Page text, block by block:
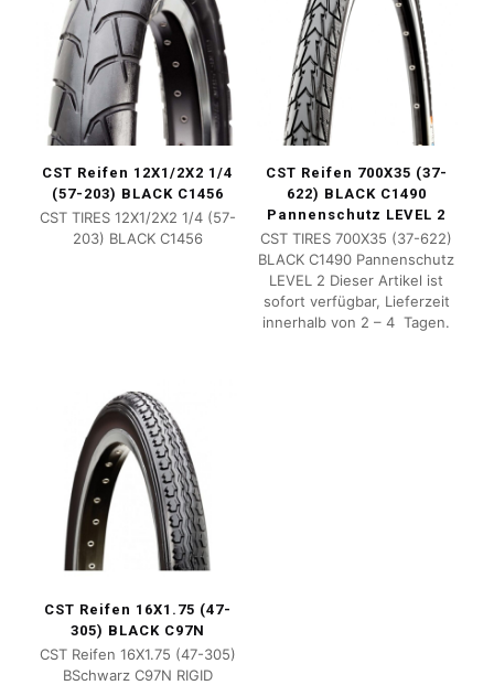
CST Reifen 12X1/2X2 1/4
(57-203) BLACK C1456
CST TIRES 12X1/2X2 1/4 (57-
203) BLACK C1456
CST Reifen 700X35 (37-
622) BLACK C1490
Pannenschutz LEVEL 2
CST TIRES 700X35 (37-622)
BLACK C1490 Pannenschutz
LEVEL 2 Dieser Artikel ist
sofort verfügbar, Lieferzeit
innerhalb von 2 – 4 Tagen.
CST Reifen 16X1.75 (47-
305) BLACK C97N
CST Reifen 16X1.75 (47-305)
BSchwarz C97N RIGID